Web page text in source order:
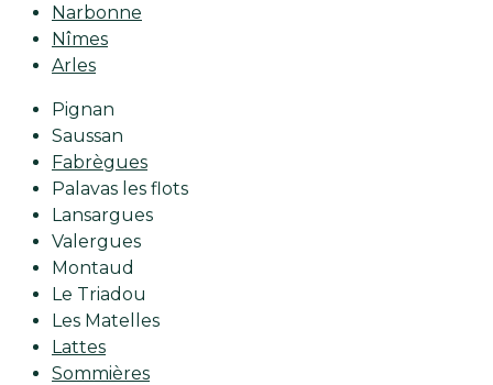
Narbonne
Nîmes
Arles
Pignan
Saussan
Fabrègues
Palavas les flots
Lansargues
Valergues
Montaud
Le Triadou
Les Matelles
Lattes
Sommières